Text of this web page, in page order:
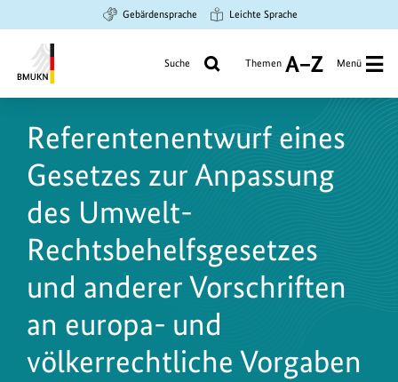
Hauptinhalt
springen
Suche
springen
Hauptnavigation
springen
Gebärdensprache Leichte Sprache
Umwelt,
Naturschutz
nukleare
Sicherheit
Suche Themen
A
Z
Menü
Referentenentwurf eines
Gesetzes zur Anpassung
des Umwelt-
Rechtsbehelfsgesetzes
und anderer Vorschriften
an europa- und
völkerrechtliche Vorgaben